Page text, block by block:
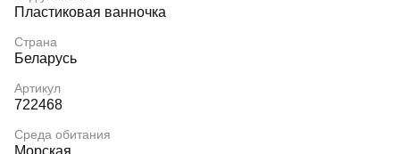
Пластиковая ванночка
Страна
Беларусь
Артикул
722468
Среда обитания
Морская